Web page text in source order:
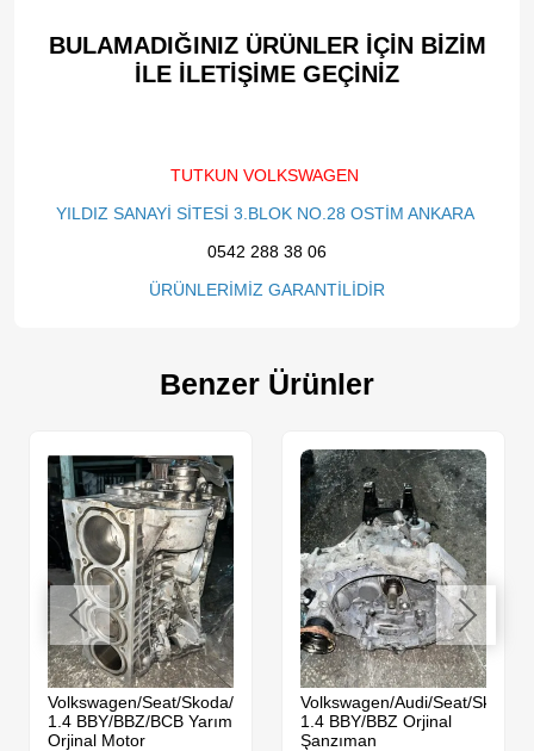
BULAMADIĞINIZ ÜRÜNLER İÇİN BİZİM
İLE İLETİŞİME GEÇİNİZ​
TUTKUN VOLKSWAGEN
YILDIZ SANAYİ SİTESİ 3.BLOK NO.28 OSTİM ANKARA
0542 288 38 06
ÜRÜNLERİMİZ GARANTİLİDİR
Benzer Ürünler
Volkswagen/Seat/Skoda/Audi
1.4 BBY/BBZ/BCB Yarım
Orjinal Motor
Volkswagen/Audi/Seat/Skoda
1.4 BBY/BBZ Orjinal
Şanzıman